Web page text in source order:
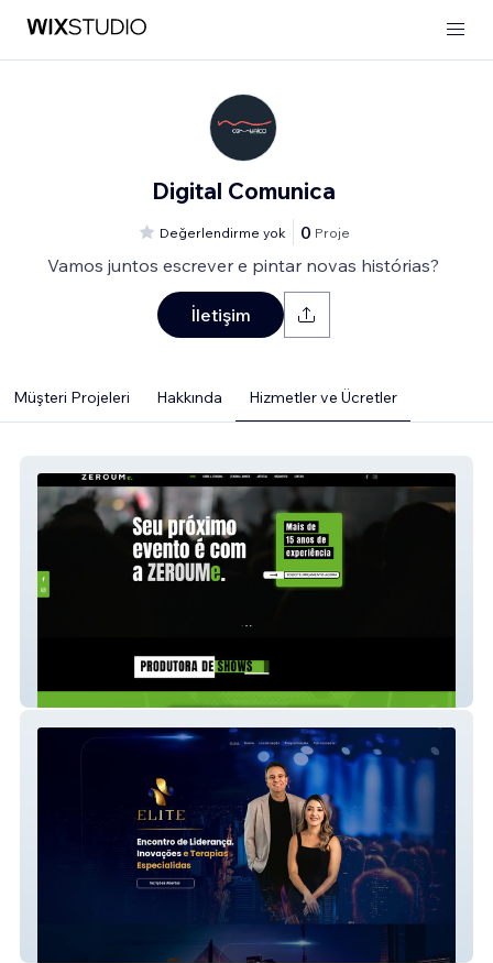
Digital Comunica
Değerlendirme yok 0 Proje
Vamos juntos escrever e pintar novas histórias?
İletişim
Müşteri Projeleri Hakkında Hizmetler ve Ücretler
ZEROUMe